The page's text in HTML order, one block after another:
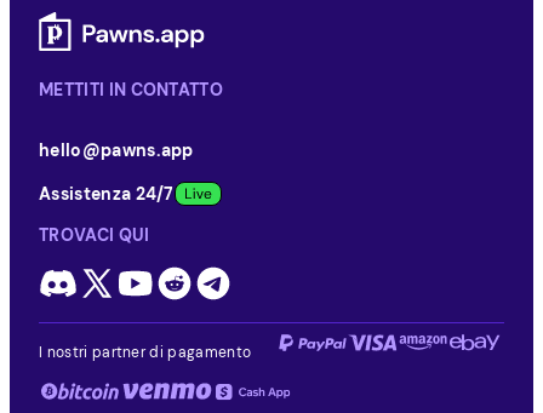
METTITI IN CONTATTO
hello@pawns.app
Assistenza 24/7
TROVACI QUI
I nostri partner di pagamento